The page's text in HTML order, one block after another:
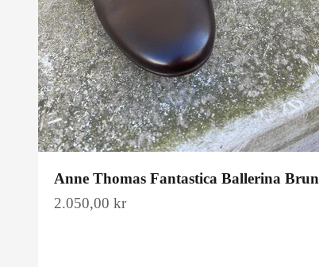
Anne Thomas Fantastica Ballerina Brun
Salgspris
2.050,00 kr